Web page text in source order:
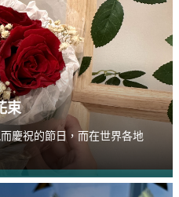
束
慶祝的節日，而在世界各地